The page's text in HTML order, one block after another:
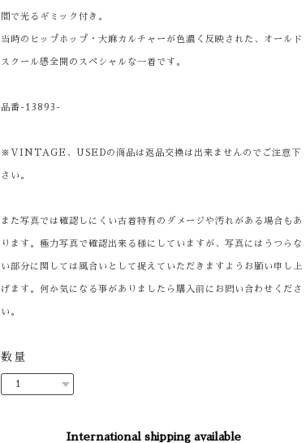
闇で光るギミック付き。
当時のヒップホップ・大麻カルチャーが色濃く反映された、オールド
スクール感全開のスペシャルな一着です。
品番-13893-
※VINTAGE、USEDの商品は返品交換は出来ませんのでご注意下
さい。
また写真では確認しにくい古着特有のダメージや汚れがある場合もあ
ります。極力写真で確認出来る様にしていますが、写真にはうつらな
い部分に関しては風合いとして捉えていただきますようお願い申し上
げます。何か気になる事がありましたら購入前にお問い合わせくださ
い。
数量
International shipping available